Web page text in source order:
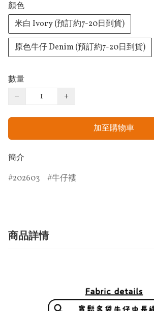
顏色
米白 Ivory (預訂約7-20日到貨)
原色牛仔 Denim (預訂約7-20日到貨)
數量
−
+
加至購物車
簡介
202603
牛仔褸
商品詳情